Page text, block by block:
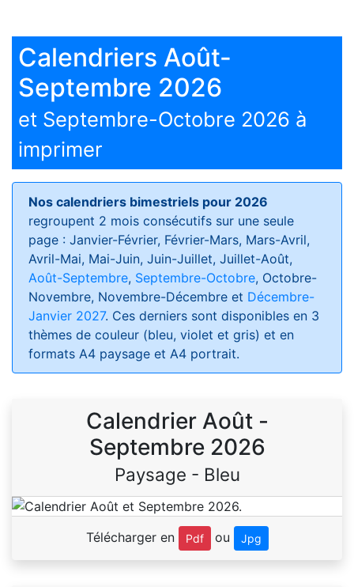
Calendriers Août-
Septembre 2026
et Septembre-Octobre 2026 à
imprimer
Nos calendriers bimestriels pour 2026
regroupent 2 mois consécutifs sur une seule
page : Janvier-Février, Février-Mars, Mars-Avril,
Avril-Mai, Mai-Juin, Juin-Juillet, Juillet-Août,
Août-Septembre, Septembre-Octobre, Octobre-
Novembre, Novembre-Décembre et Décembre-
Janvier 2027. Ces derniers sont disponibles en 3
thèmes de couleur (bleu, violet et gris) et en
formats A4 paysage et A4 portrait.
Calendrier Août -
Septembre 2026
Paysage - Bleu
Télécharger en Pdf ou Jpg